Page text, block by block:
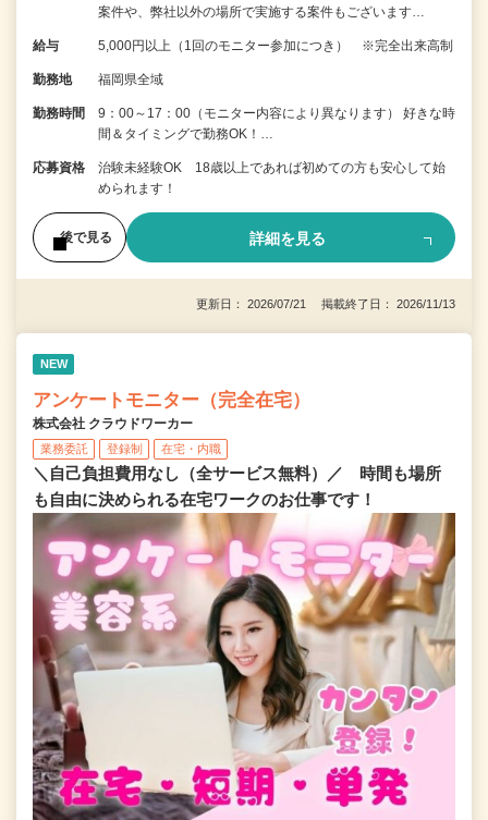
案件や、弊社以外の場所で実施する案件もございます…
給与 5,000円以上（1回のモニター参加につき） ※完全出来高制
勤務地 福岡県全域
勤務時間
9：00～17：00（モニター内容により異なります） 好きな時
間＆タイミングで勤務OK！…
応募資格
治験未経験OK 18歳以上であれば初めての方も安心して始
められます！
後で見る 詳細を見る
更新日： 2026/07/21 掲載終了日： 2026/11/13
NEW
アンケートモニター（完全在宅）
株式会社 クラウドワーカー
業務委託 登録制 在宅・内職
＼自己負担費用なし（全サービス無料）／ 時間も場所
も自由に決められる在宅ワークのお仕事です！